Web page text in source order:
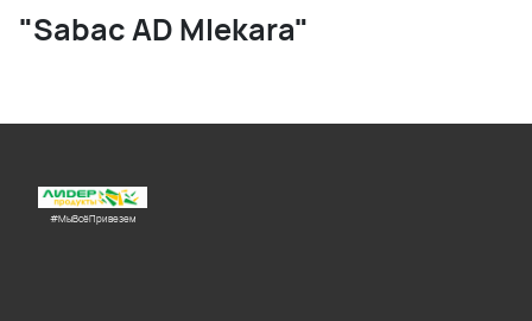
"Sabac AD Mlekara"
#МыВсёПривезем